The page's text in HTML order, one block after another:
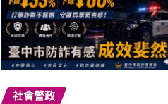
社會警政